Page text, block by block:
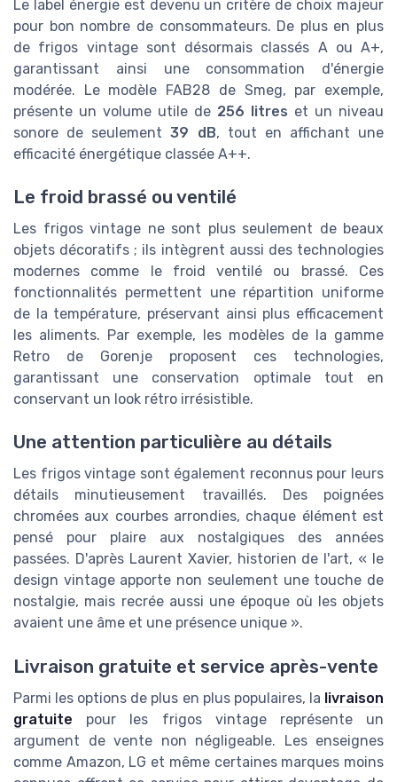
Le label énergie est devenu un critère de choix majeur
pour bon nombre de consommateurs. De plus en plus
de frigos vintage sont désormais classés A ou A+,
garantissant ainsi une consommation d'énergie
modérée. Le modèle FAB28 de Smeg, par exemple,
présente un volume utile de 256 litres et un niveau
sonore de seulement39 dB, tout en affichant une
efficacité énergétique classée A++.
Le froid brassé ou ventilé
Les frigos vintage ne sont plus seulement de beaux
objets décoratifs ; ils intègrent aussi des technologies
modernes comme le froid ventilé ou brassé. Ces
fonctionnalités permettent une répartition uniforme
de la température, préservant ainsi plus efficacement
les aliments. Par exemple, les modèles de la gamme
Retro de Gorenje proposent ces technologies,
garantissant une conservation optimale tout en
conservant un look rétro irrésistible.
Une attention particulière au détails
Les frigos vintage sont également reconnus pour leurs
détails minutieusement travaillés. Des poignées
chromées aux courbes arrondies, chaque élément est
pensé pour plaire aux nostalgiques des années
passées. D'après Laurent Xavier, historien de l'art, « le
design vintage apporte non seulement une touche de
nostalgie, mais recrée aussi une époque où les objets
avaient une âme et une présence unique ».
Livraison gratuite et service après-vente
Parmi les options de plus en plus populaires, la livraison
gratuite pour les frigos vintage représente un
argument de vente non négligeable. Les enseignes
comme Amazon, LG et même certaines marques moins